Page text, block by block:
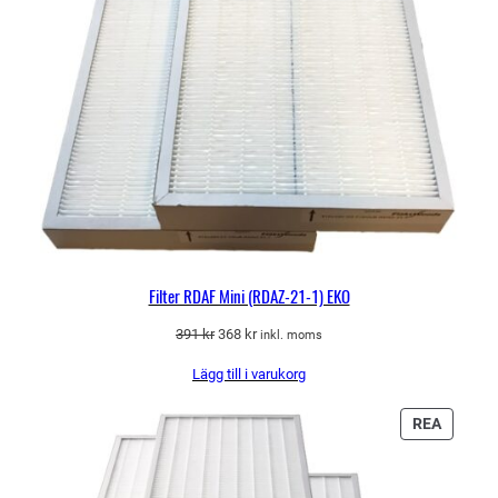
Filter RDAF Mini (RDAZ-21-1) EKO
391kr Det
priset
391 kr.
368 krDet
priset
368 kr.
inkl. moms
Lägg till i varukorg
REA
PÅ